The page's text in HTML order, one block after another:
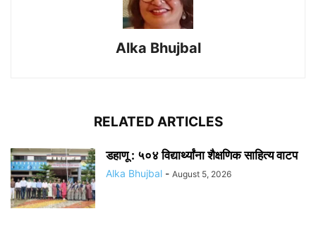
Alka Bhujbal
RELATED ARTICLES
डहाणू : ५०४ विद्यार्थ्यांना शैक्षणिक साहित्य वाटप
Alka Bhujbal - August 5, 2026